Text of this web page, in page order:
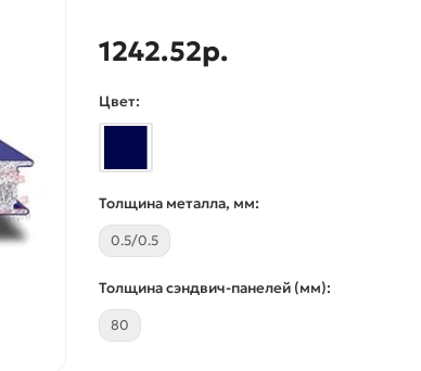
1242.52р.
Цвет:
Толщина металла, мм:
0.5/0.5
Толщина сэндвич-панелей (мм):
80